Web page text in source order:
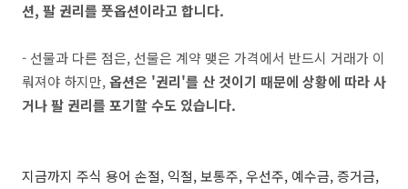
션, 팔 권리를 풋옵션이라고 합니다.
- 선물과 다른 점은, 선물은 계약 맺은 가격에서 반드시 거래가 이
뤄져야 하지만,옵션은 '권리'를 산 것이기 때문에 상황에 따라 사
거나 팔 권리를 포기할 수도 있습니다.
지금까지 주식 용어 손절, 익절, 보통주, 우선주, 예수금, 증거금,